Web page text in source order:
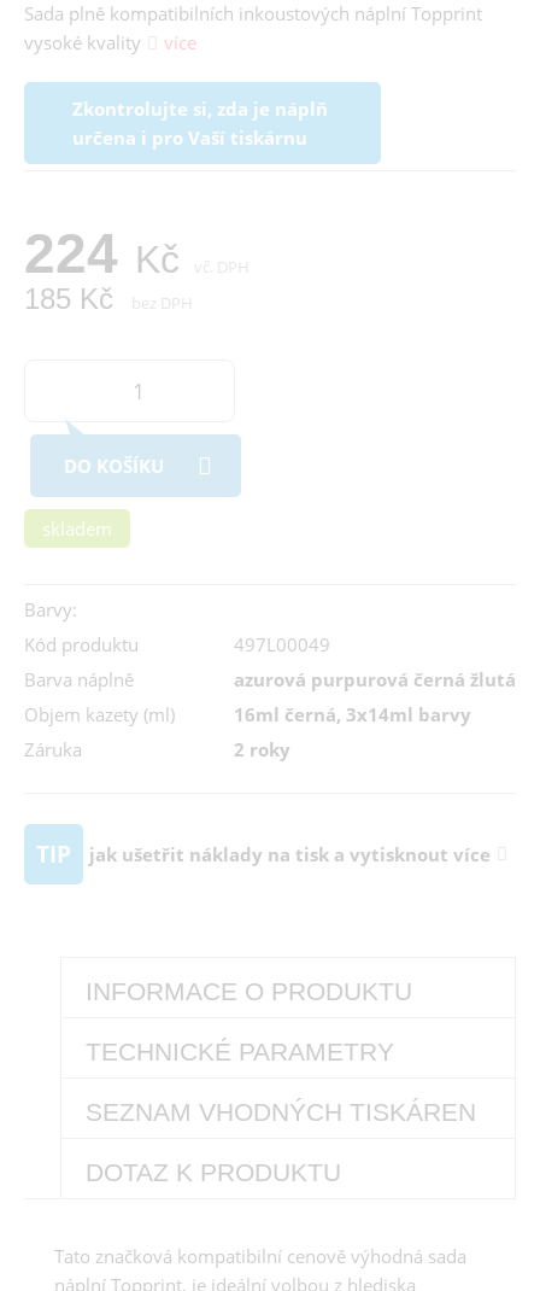
Sada plně kompatibilních inkoustových náplní Topprint
vysoké kvality
více
Zkontrolujte si, zda je náplň
určena i pro Vaší tiskárnu
224 Kč vč. DPH
185 Kč bez DPH
DO KOŠÍKU
skladem
Barvy:
Kód produktu
497L00049
Barva náplně
azurová purpurová černá žlutá
Objem kazety (ml)
16ml černá, 3x14ml barvy
Záruka
2 roky
TIP jak ušetřit náklady na tisk a vytisknout více
INFORMACE O PRODUKTU
TECHNICKÉ PARAMETRY
SEZNAM VHODNÝCH TISKÁREN
DOTAZ K PRODUKTU
Tato značková kompatibilní cenově výhodná sada
náplní Topprint, je ideální volbou z hlediska